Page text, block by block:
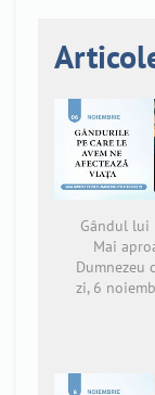
Gândul lui
Mai
Dumnezeu
zi, 6